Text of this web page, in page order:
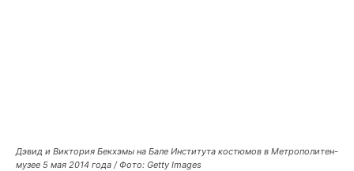
Дэвид и Виктория Бекхэмы на Бале Института костюмов в Метрополитен-
музее 5 мая 2014 года / Фото: Getty Images